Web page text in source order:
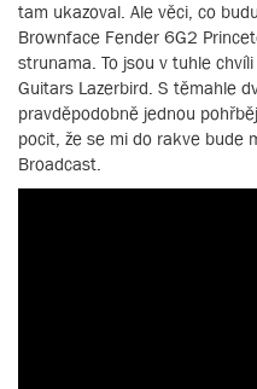
tam ukazoval. Ale věci, co
Brownface Fender 6G2
strunama. To jsou v tuhle
Guitars Lazerbird. S těmahle
pravděpodobně jednou
pocit, že se mi do rakve bude
Broadcast.